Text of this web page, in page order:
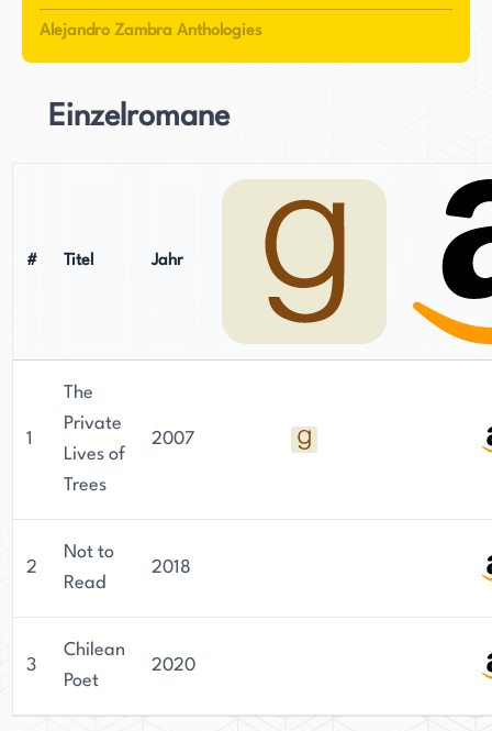
Erzähltechniken verbindet. Seine späteren Werke
Beobachtungsgabe. Für seine Beiträge zur
Erzählstimme und seinem zum Nachdenken
Alejandro Zambra Anthologies
Einzelromane
# Titel Jahr
1
The
Private
Lives of
Trees
2007
2
Not to
Read
2018
3
Chilean
Poet
2020